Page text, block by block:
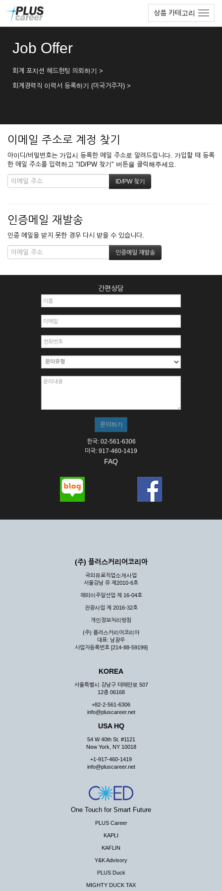
상품 카테고리
Job Offer
회계 포지션 헤드헌팅 의뢰하기 >
회계경력직 이력서 등록하기 (미국거주자) >
이메일 주소로 계정 찾기
아이디/비밀번호는 가입시 등록한 메일 주소로 알려드립니다. 가입할 때 등록
한 메일 주소를 입력하고 "ID/PW 찾기" 버튼을 클릭해주세요.
인증메일 재발송
인증 메일을 받지 못한 경우 다시 받을 수 있습니다.
간편상담
한국: 02-561-6306
미국: 917-460-1419
FAQ
(주) 플러스커리어코리아
국외유료직업소개사업
서울강남 유 제2010-6호
해외이주알선업 제 16-04호
관광사업 제 2016-32호
개인정보처리방침
(주) 플러스커리어코리아
대표: 남광우
사업자등록번호 [214-88-59199]
KOREA
서울특별시 강남구 테헤란로 507
12층 06168
+82-2-561-6306
info@pluscareer.net
USA HQ
54 W 40th St. #1121
New York, NY 10018
+1-917-460-1419
info@pluscareer.net
One Touch for Smart Future
PLUS Career
KAPLI
KAFLIN
Y&K Advisory
PLUS Duck
MIGHTY DUCK TAX